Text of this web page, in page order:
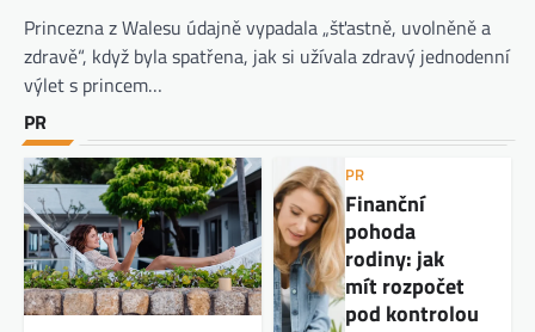
Princezna z Walesu údajně vypadala „šťastně, uvolněně a
zdravě“, když byla spatřena, jak si užívala zdravý jednodenní
výlet s princem…
PR
PR
Finanční
pohoda
rodiny: jak
mít rozpočet
pod kontrolou